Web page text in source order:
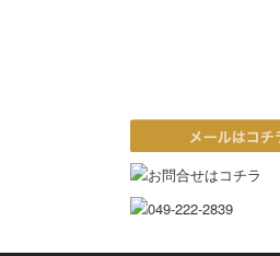
恵の日記 双子ママのお仕事日記